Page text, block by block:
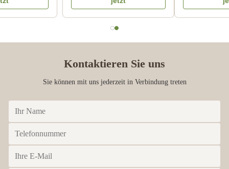
Metalldeckel-CMYK
Kontaktieren Sie uns
Sie können mit uns jederzeit in Verbindung treten